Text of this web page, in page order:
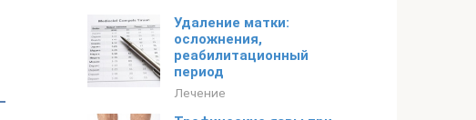
Удаление матки:
осложнения,
реабилитационный
период
Лечение